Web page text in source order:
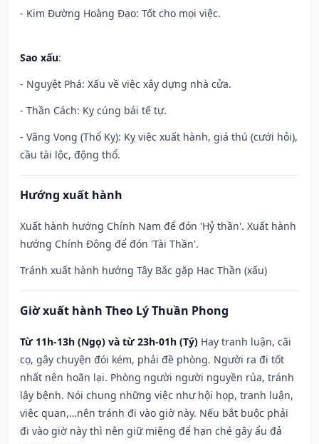
- Kim Đường Hoàng Đạo: Tốt cho mọi việc.
Sao xấu:
- Nguyệt Phá: Xấu về việc xây dựng nhà cửa.
- Thần Cách: Kỵ cúng bái tế tự.
- Vãng Vong (Thổ Kỵ): Kỵ việc xuất hành, giá thú (cưới hỏi),
cầu tài lộc, động thổ.
Hướng xuất hành
Xuất hành hướng Chính Nam để đón 'Hỷ thần'. Xuất hành
hướng Chính Đông để đón 'Tài Thần'.
Tránh xuất hành hướng Tây Bắc gặp Hạc Thần (xấu)
Giờ xuất hành Theo Lý Thuần Phong
Từ 11h-13h (Ngọ) và từ 23h-01h (Tý) Hay tranh luận, cãi
cọ, gây chuyện đói kém, phải đề phòng. Người ra đi tốt
nhất nên hoãn lại. Phòng người người nguyền rủa, tránh
lây bệnh. Nói chung những việc như hội họp, tranh luận,
việc quan,…nên tránh đi vào giờ này. Nếu bắt buộc phải
đi vào giờ này thì nên giữ miệng để hạn ché gây ẩu đả